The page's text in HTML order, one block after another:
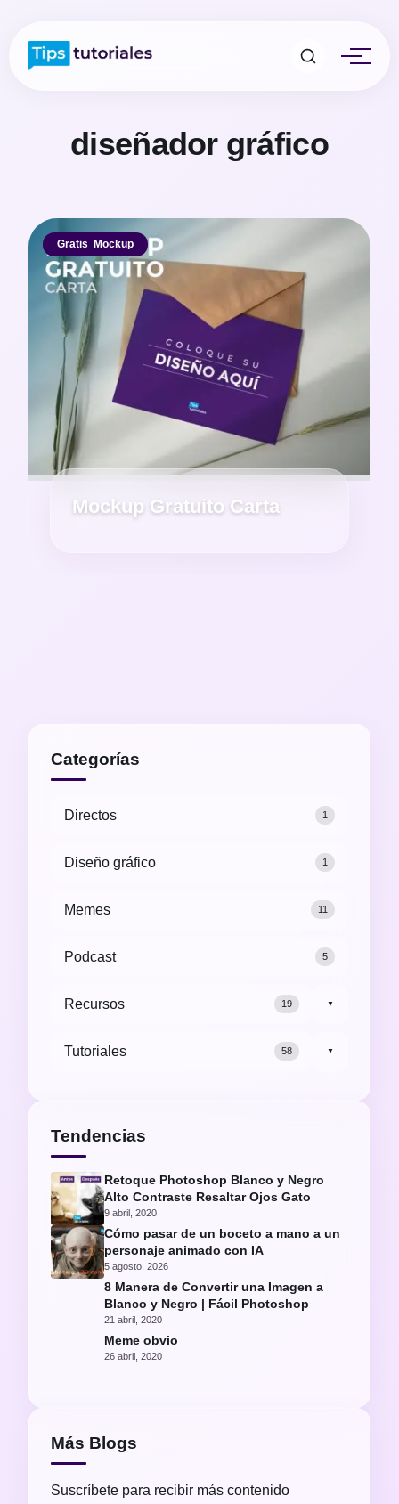
diseñador gráfico
Gratis, Mockup
Mockup Gratuito Carta
Categorías
Directos 1
Diseño gráfico 1
Memes 11
Podcast 5
Recursos 19 ▼
Tutoriales 58 ▼
Tendencias
Retoque Photoshop Blanco y Negro
Alto Contraste Resaltar Ojos Gato
9 abril, 2020
Cómo pasar de un boceto a mano a un
personaje animado con IA
5 agosto, 2026
8 Manera de Convertir una Imagen a
Blanco y Negro | Fácil Photoshop
21 abril, 2020
Meme obvio
26 abril, 2020
Más Blogs
Suscríbete para recibir más contenido